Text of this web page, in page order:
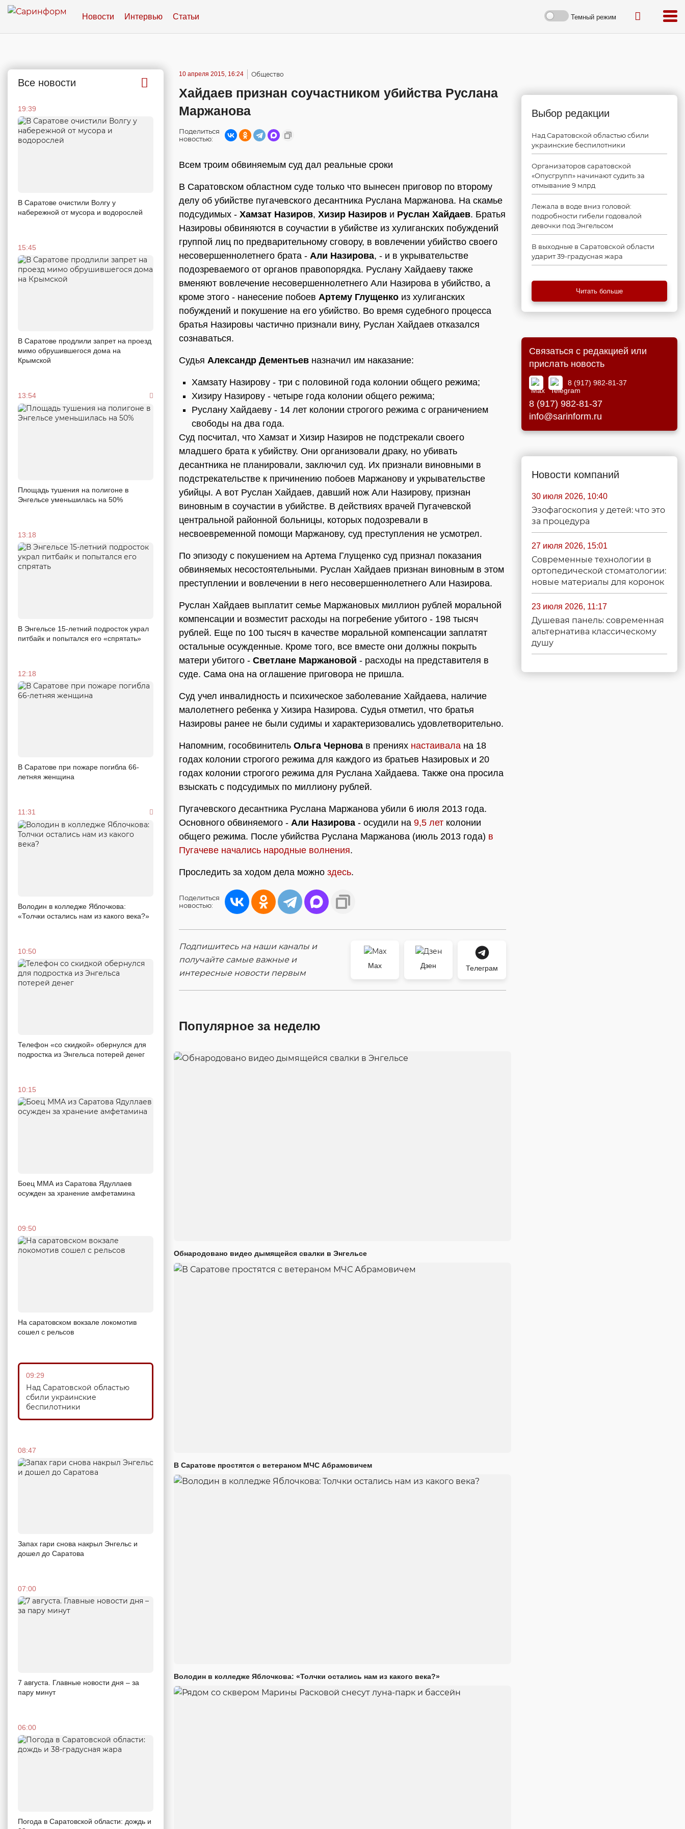
Новости Интервью Статьи Темный режим
Все новости
19:39
В Саратове очистили Волгу у
набережной от мусора и водорослей
15:45
В Саратове продлили запрет на проезд
мимо обрушившегося дома на
Крымской
13:54
Площадь тушения на полигоне в
Энгельсе уменьшилась на 50%
13:18
В Энгельсе 15-летний подросток украл
питбайк и попытался его «спрятать»
12:18
В Саратове при пожаре погибла 66-
летняя женщина
11:31
Володин в колледже Яблочкова:
«Толчки остались нам из какого века?»
10:50
Телефон «со скидкой» обернулся для
подростка из Энгельса потерей денег
10:15
Боец ММА из Саратова Ядуллаев
осужден за хранение амфетамина
09:50
На саратовском вокзале локомотив
сошел с рельсов
09:29
Над Саратовской областью
сбили украинские
беспилотники
08:47
Запах гари снова накрыл Энгельс и
дошел до Саратова
07:00
7 августа. Главные новости дня – за
пару минут
06:00
Погода в Саратовской области: дождь и
10 апреля 2015, 16:24 Общество
Хайдаев признан соучастником убийства Руслана
Маржанова
Поделиться
новостью:
Всем троим обвиняемым суд дал реальные сроки
В Саратовском областном суде только что вынесен приговор по второму
делу об убийстве пугачевского десантника Руслана Маржанова. На скамье
подсудимых - Хамзат Назиров, Хизир Назиров и Руслан Хайдаев. Братья
Назировы обвиняются в соучастии в убийстве из хулиганских побуждений
группой лиц по предварительному сговору, в вовлечении убийство своего
несовершеннолетнего брата - Али Назирова, - и в укрывательстве
подозреваемого от органов правопорядка. Руслану Хайдаеву также
вменяют вовлечение несовершеннолетнего Али Назирова в убийство, а
кроме этого - нанесение побоев Артему Глущенко из хулиганских
побуждений и покушение на его убийство. Во время судебного процесса
братья Назировы частично признали вину, Руслан Хайдаев отказался
сознаваться.
Судья Александр Дементьев назначил им наказание:
Хамзату Назирову - три с половиной года колонии общего режима;
Хизиру Назирову - четыре года колонии общего режима;
Руслану Хайдаеву - 14 лет колонии строгого режима с ограничением
свободы на два года.
Суд посчитал, что Хамзат и Хизир Назиров не подстрекали своего
младшего брата к убийству. Они организовали драку, но убивать
десантника не планировали, заключил суд. Их признали виновными в
подстрекательстве к причинению побоев Маржанову и укрывательстве
убийцы. А вот Руслан Хайдаев, давший нож Али Назирову, признан
виновным в соучастии в убийстве. В действиях врачей Пугачевской
центральной районной больницы, которых подозревали в
несвоевременной помощи Маржанову, суд преступления не усмотрел.
По эпизоду с покушением на Артема Глущенко суд признал показания
обвиняемых несостоятельными. Руслан Хайдаев признан виновным в этом
преступлении и вовлечении в него несовершеннолетнего Али Назирова.
Руслан Хайдаев выплатит семье Маржановых миллион рублей моральной
компенсации и возместит расходы на погребение убитого - 198 тысяч
рублей. Еще по 100 тысяч в качестве моральной компенсации заплатят
остальные осужденные. Кроме того, все вместе они должны покрыть
матери убитого - Светлане Маржановой - расходы на представителя в
суде. Сама она на оглашение приговора не пришла.
Суд учел инвалидность и психическое заболевание Хайдаева, наличие
малолетнего ребенка у Хизира Назирова. Судья отметил, что братья
Назировы ранее не были судимы и характеризовались удовлетворительно.
Напомним, гособвинитель Ольга Чернова в прениях настаивала на 18
годах колонии строгого режима для каждого из братьев Назировых и 20
годах колонии строгого режима для Руслана Хайдаева. Также она просила
взыскать с подсудимых по миллиону рублей.
Пугачевского десантника Руслана Маржанова убили 6 июля 2013 года.
Основного обвиняемого - Али Назирова - осудили на 9,5 лет колонии
общего режима. После убийства Руслана Маржанова (июль 2013 года) в
Пугачеве начались народные волнения.
Проследить за ходом дела можно здесь.
Поделиться
новостью:
Подпишитесь на наши каналы и
получайте самые важные и
интересные новости первым
Max Дзен Телеграм
Популярное за неделю
Обнародовано видео дымящейся свалки в Энгельсе
В Саратове простятся с ветераном МЧС Абрамовичем
Володин в колледже Яблочкова: «Толчки остались нам из какого века?»
Выбор редакции
Над Саратовской областью сбили
украинские беспилотники
Организаторов саратовской
«Опусгрупп» начинают судить за
отмывание 9 млрд
Лежала в воде вниз головой:
подробности гибели годовалой
девочки под Энгельсом
В выходные в Саратовской области
ударит 39-градусная жара
Читать больше
Связаться с редакцией или
прислать новость
8 (917) 982-81-37
8 (917) 982-81-37
info@sarinform.ru
Новости компаний
30 июля 2026, 10:40
Эзофагоскопия у детей: что это
за процедура
27 июля 2026, 15:01
Современные технологии в
ортопедической стоматологии:
новые материалы для коронок
23 июля 2026, 11:17
Душевая панель: современная
альтернатива классическому
душу